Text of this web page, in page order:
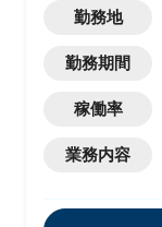
勤務地
勤務期間
稼働率
業務内容